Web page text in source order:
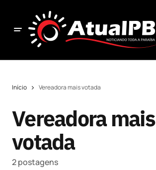
Início Vereadora mais votada
Vereadora mais
votada
2 postagens